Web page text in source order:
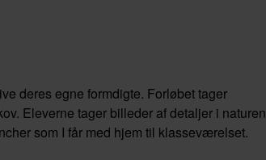
deres egne formdigte. Forløbet tager
Eleverne tager billeder af detaljer i naturen
som I får med hjem til klasseværelset.